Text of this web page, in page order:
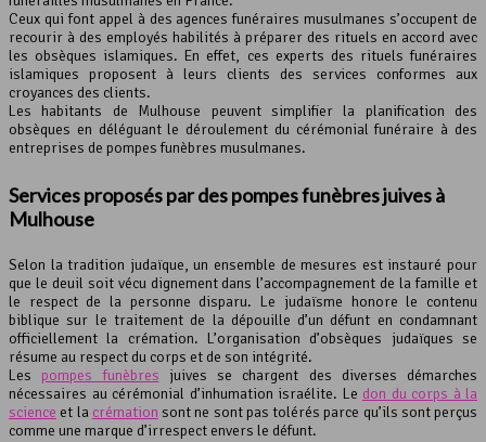
Ceux qui font appel à des agences funéraires musulmanes s’occupent de
recourir à des employés habilités à préparer des rituels en accord avec
les obsèques islamiques. En effet, ces experts des rituels funéraires
islamiques proposent à leurs clients des services conformes aux
croyances des clients.
Les habitants de Mulhouse peuvent simplifier la planification des
obsèques en déléguant le déroulement du cérémonial funéraire à des
entreprises de pompes funèbres musulmanes.
Services proposés par des pompes funèbres juives à
Mulhouse
Selon la tradition judaïque, un ensemble de mesures est instauré pour
que le deuil soit vécu dignement dans l’accompagnement de la famille et
le respect de la personne disparu. Le judaïsme honore le contenu
biblique sur le traitement de la dépouille d’un défunt en condamnant
officiellement la crémation. L’organisation d’obsèques judaïques se
résume au respect du corps et de son intégrité.
Les pompes funèbres juives se chargent des diverses démarches
nécessaires au cérémonial d’inhumation israélite. Le don du corps à la
science et la crémation sont ne sont pas tolérés parce qu’ils sont perçus
comme une marque d’irrespect envers le défunt.